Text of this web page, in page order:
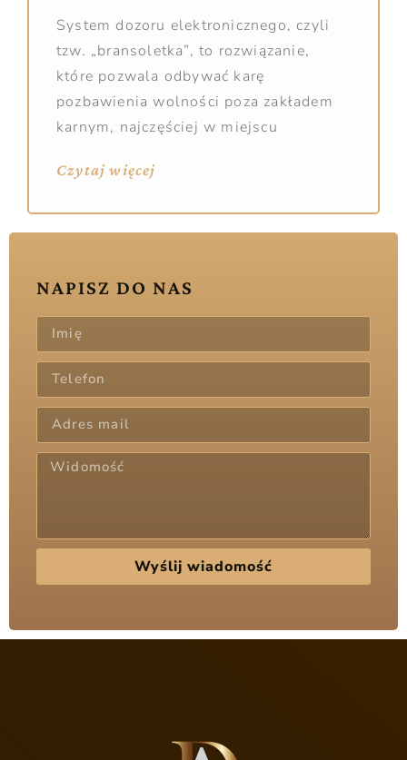
System dozoru elektronicznego, czyli
tzw. „bransoletka”, to rozwiązanie,
które pozwala odbywać karę
pozbawienia wolności poza zakładem
karnym, najczęściej w miejscu
Czytaj więcej
NAPISZ DO NAS
Wyślij wiadomość